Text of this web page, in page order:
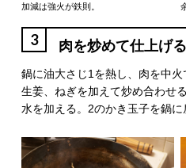
加減は強火が鉄則。
3 肉を炒めて仕上げる
鍋に油大さじ1を熱し、肉を中火
生姜、ねぎを加えて炒め合わせ
水を加える。2のかき玉子を鍋に